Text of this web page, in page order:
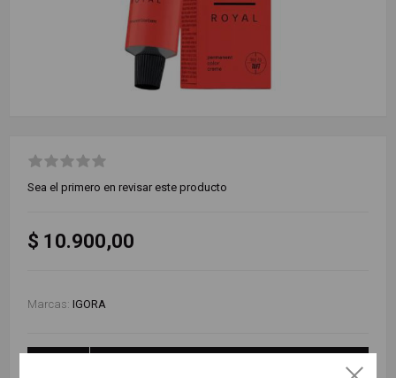
Sea el primero en revisar este producto
$ 10.900,00
Marcas: IGORA